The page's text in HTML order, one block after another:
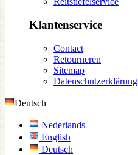
Klantenservice
Contact
Retourneren
Sitemap
Datenschutzerklärung
Deutsch
Nederlands
English
Deutsch